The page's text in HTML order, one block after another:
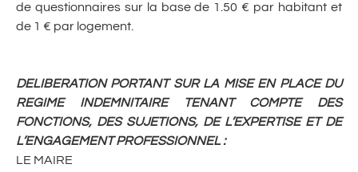
de questionnaires sur la base de 1.50 € par habitant et
de 1 € par logement.
DELIBERATION PORTANT SUR LA MISE EN PLACE DU
REGIME INDEMNITAIRE TENANT COMPTE DES
FONCTIONS, DES SUJETIONS, DE L’EXPERTISE ET DE
L’ENGAGEMENT PROFESSIONNEL :
LE MAIRE